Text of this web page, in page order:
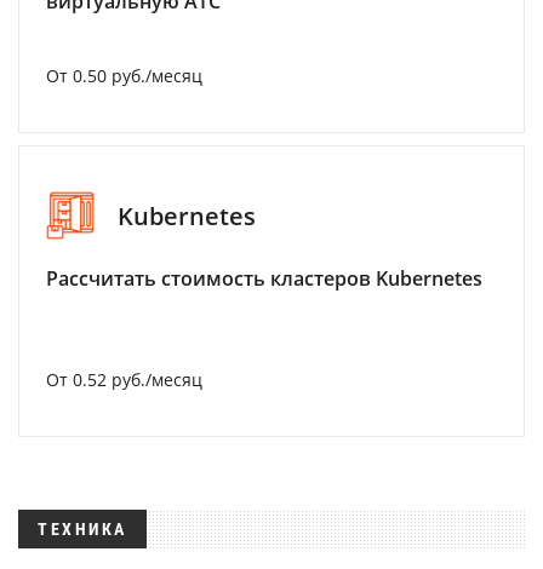
От 0.50 руб./месяц
Kubernetes
Рассчитать стоимость кластеров Kubernetes
От 0.52 руб./месяц
ТЕХНИКА